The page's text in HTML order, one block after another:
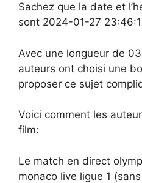
Sachez que la date et
sont 2024-01-27
Avec une longueur de
auteurs ont choisi une
proposer ce sujet
Voici comment les
film:
Le match en direct
monaco live ligue 1